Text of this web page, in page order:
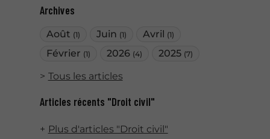
Archives
Août (1) Juin (1) Avril (1)
Février (1) 2026 (4) 2025 (7)
Tous les articles
Articles récents "Droit civil"
Plus d'articles "Droit civil"